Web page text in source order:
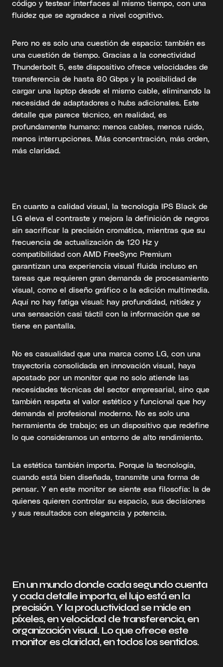
código y testear interfaces al mismo tiempo, con una
fluidez que se agradece a nivel cognitivo.
Pero no es solo una cuestión de espacio: también es
una cuestión de tiempo. Gracias a la conectividad
Thunderbolt 5, este dispositivo ofrece velocidades de
transferencia de hasta 80 Gbps y la posibilidad de
cargar una laptop desde el mismo cable, eliminando la
necesidad de adaptadores o hubs adicionales. Este
detalle que parece técnico, en realidad, es
profundamente humano: menos cables, menos ruido,
menos interrupciones. Más concentración, más orden,
más claridad.
En cuanto a calidad visual, la tecnología IPS Black de
LG eleva el contraste y mejora la definición de negros
sin sacrificar la precisión cromática, mientras que su
frecuencia de actualización de 120 Hz y
compatibilidad con AMD FreeSync Premium
garantizan una experiencia visual fluida incluso en
tareas que requieren gran demanda de procesamiento
visual, como el diseño gráfico o la edición multimedia.
Aquí no hay fatiga visual: hay profundidad, nitidez y
una sensación casi táctil con la información que se
tiene en pantalla.
No es casualidad que una marca como LG, con una
trayectoria consolidada en innovación visual, haya
apostado por un monitor que no solo atiende las
necesidades técnicas del sector empresarial, sino que
también respeta el valor estético y funcional que hoy
demanda el profesional moderno. No es solo una
herramienta de trabajo; es un dispositivo que redefine
lo que consideramos un entorno de alto rendimiento.
La estética también importa. Porque la tecnología,
cuando está bien diseñada, transmite una forma de
pensar. Y en este monitor se siente esa filosofía: la de
quienes quieren controlar su espacio, sus decisiones
y sus resultados con elegancia y potencia.
En un mundo donde cada segundo cuenta
y cada detalle importa, el lujo está en la
precisión. Y la productividad se mide en
píxeles, en velocidad de transferencia, en
organización visual. Lo que ofrece este
monitor es claridad, en todos los sentidos.